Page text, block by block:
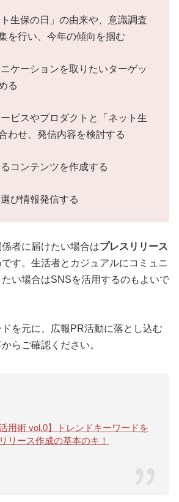
生保の日」の由来や、意識調査
を行い、今年の傾向を掴む
ケーションを取りたいターゲッ
る
ビスやプロダクトと「ネット生
わせ、発信内容を検討する
コンテンツを作成する
び情報発信する
者に届けたい場合はプレスリリース
す。生活者とカジュアルにコミュニ
い場合はSNSを活用するのもよいで
ドを元に、広報PR活動に落とし込む
らご確認ください。
用術 vol.0】トレンドキーワードを
リース作成の基本のキ！